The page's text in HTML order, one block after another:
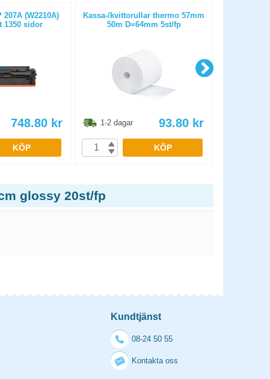
(W2210A)
1350 sidor
748.80 kr
KÖP
Kassa-/kvittorullar thermo 57mm
50m D=64mm 5st/fp
1-2 dagar 93.80 kr
KÖP
glossy 20st/fp
Kundtjänst
08-24 50 55
Kontakta oss